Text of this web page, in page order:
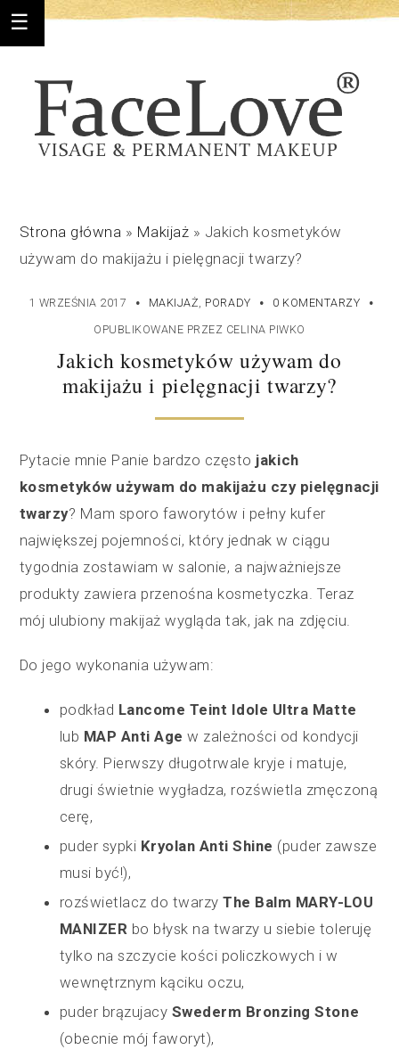
Strona główna » Makijaż » Jakich kosmetyków
używam do makijażu i pielęgnacji twarzy?
1 WRZEŚNIA 2017 · MAKIJAŻ, PORADY · 0 KOMENTARZY ·
OPUBLIKOWANE PRZEZ CELINA PIWKO
Jakich kosmetyków używam do
makijażu i pielęgnacji twarzy?
Pytacie mnie Panie bardzo często jakich
kosmetyków używam do makijażu czy pielęgnacji
twarzy? Mam sporo faworytów i pełny kufer
największej pojemności, który jednak w ciągu
tygodnia zostawiam w salonie, a najważniejsze
produkty zawiera przenośna kosmetyczka. Teraz
mój ulubiony makijaż wygląda tak, jak na zdjęciu.
Do jego wykonania używam:
podkład Lancome Teint Idole Ultra Matte
lub MAP Anti Age w zależności od kondycji
skóry. Pierwszy długotrwale kryje i matuje,
drugi świetnie wygładza, rozświetla zmęczoną
cerę,
puder sypki Kryolan Anti Shine (puder zawsze
musi być!),
rozświetlacz do twarzyThe Balm MARY-LOU
MANIZER bo błysk na twarzy u siebie toleruję
tylko na szczycie kości policzkowych i w
wewnętrznym kąciku oczu,
puder brązujacy Swederm Bronzing Stone
(obecnie mój faworyt),